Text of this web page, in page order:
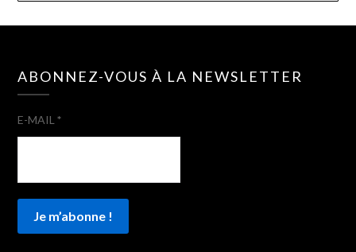
ABONNEZ-VOUS À LA NEWSLETTER
E-MAIL*